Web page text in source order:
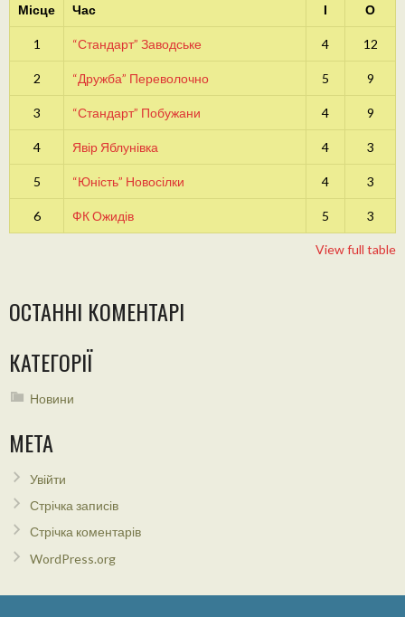
Місце Час І О
1 “Стандарт” Заводське 4 12
2 “Дружба” Переволочно 5 9
3 “Стандарт” Побужани 4 9
4 Явір Яблунівка 4 3
5 “Юність” Новосілки 4 3
6 ФК Ожидів 5 3
View full table
ОСТАННІ КОМЕНТАРІ
КАТЕГОРІЇ
Новини
МЕТА
Увійти
Стрічка записів
Стрічка коментарів
WordPress.org